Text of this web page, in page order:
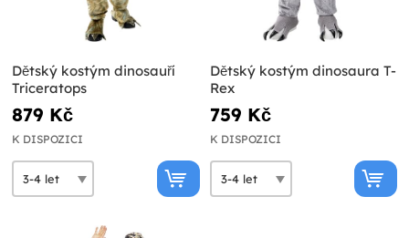
Dětský kostým dinosauří
Triceratops
879 Kč
K DISPOZICI
Dětský kostým dinosaura T-
Rex
759 Kč
K DISPOZICI